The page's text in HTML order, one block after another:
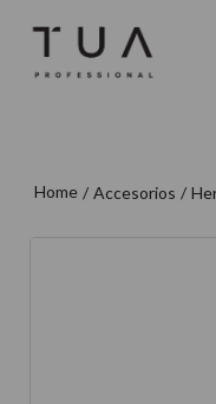
Accesorios